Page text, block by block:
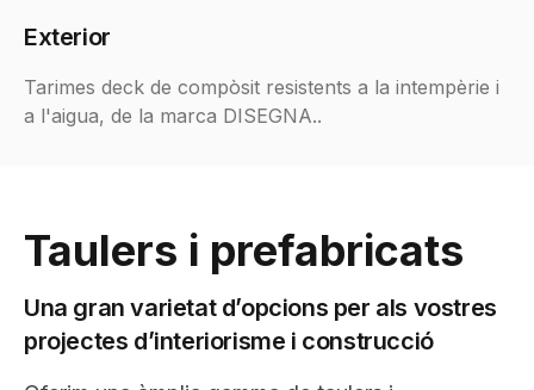
Exterior
Tarimes deck de compòsit resistents a la intempèrie i
a l'aigua, de la marca DISEGNA..
Taulers i prefabricats
Una gran varietat d’opcions per als vostres
projectes d’interiorisme i construcció